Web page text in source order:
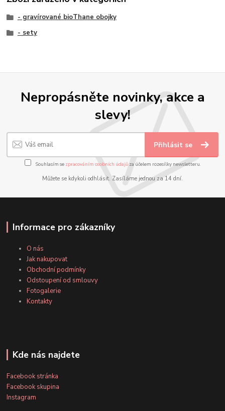
- gravírované bioThane obojky
- sety
Nepropásněte novinky, akce a
slevy!
Přihlásit se
Souhlasím se zpracováním osobních údajůza účelem rozesílky newsletteru.
Můžete se kdykoli odhlásit. Zasíláme jednou za 14 dní.
Informace pro zákazníky
O nás
Jak nakupovat
Obchodní podmínky
Odstoupení od smlouvy
Fotogalerie
Kontakty
Kde nás najdete
Facebook stránka
Facebook skupina
Instagram